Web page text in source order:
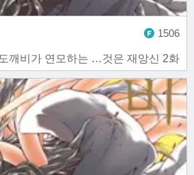
도깨비가 연모하는 …것은 재앙신 2화
1506